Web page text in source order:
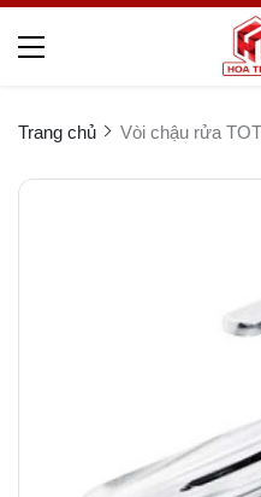
Trang chủ Vòi chậu rửa